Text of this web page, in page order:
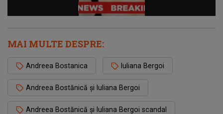
MAI MULTE DESPRE:
Andreea Bostanica Iuliana Bergoi
Andreea Bostănică și Iuliana Bergoi
Andreea Bostănică și Iuliana Bergoi scandal